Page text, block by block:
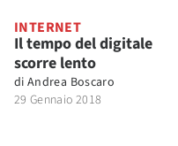
INTERNET
Il tempo del digitale
scorre lento
di Andrea Boscaro
29 Gennaio 2018